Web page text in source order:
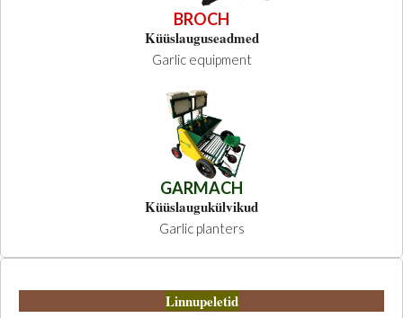
BROCH
Küüslauguseadmed
Garlic equipment
GARMACH
Küüslaugukülvikud
Garlic planters
Linnupeletid